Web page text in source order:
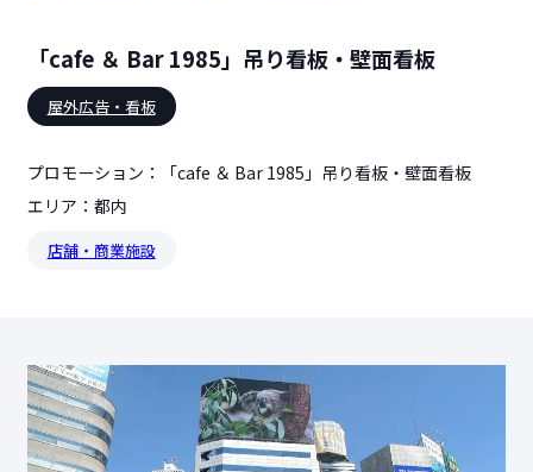
「cafe ＆ Bar 1985」吊り看板・壁面看板
屋外広告・看板
プロモーション：「cafe ＆ Bar 1985」吊り看板・壁面看板
エリア：都内
店舗・商業施設